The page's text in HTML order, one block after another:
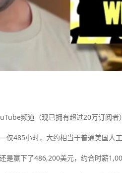
频道（现已拥有超过20万订阅者
485小时，大约相当于普通美国人
是赢下了486,200美元，约合时薪